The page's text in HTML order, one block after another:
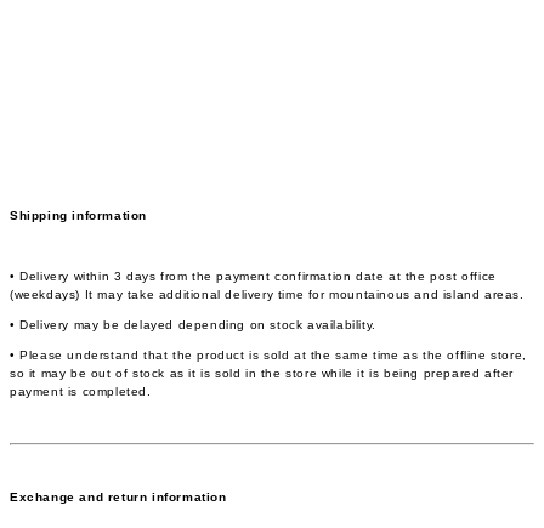
Shipping information
• Delivery within 3 days from the payment confirmation date at the post office
(weekdays) It may take additional delivery time for mountainous and island areas.
• Delivery may be delayed depending on stock availability.
• Please understand that the product is sold at the same time as the offline store,
so it may be out of stock as it is sold in the store while it is being prepared after
payment is completed.
Exchange and return information